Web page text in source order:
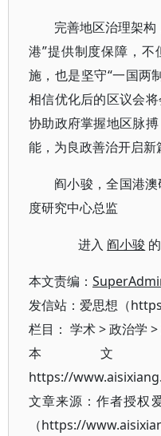
完善地区治理架
港”提供制度保障，不
施，也是坚守“一国两
相信优化后的区议会
协助政府掌握地区脉
能，为良政善治开启新
阎小骏，全国港
度研究中心总监
进入 阎小骏
本文责编：
发信站：爱思想（
栏目： 学术>政治学 >
本文
https://
文章来源：作者授权
（https://